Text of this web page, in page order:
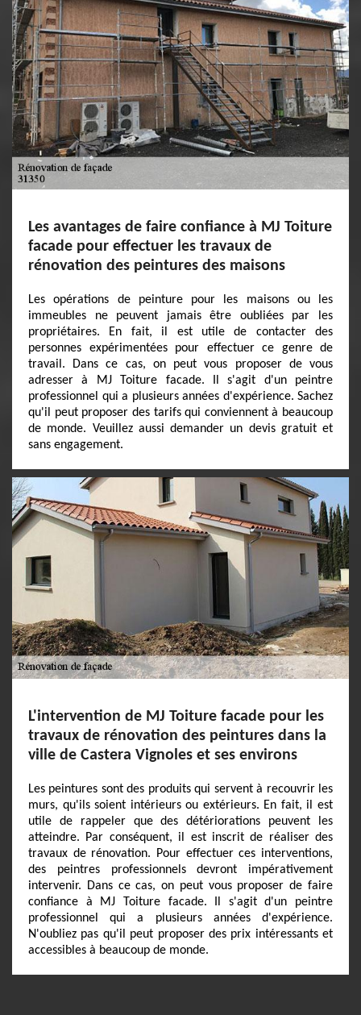
Les avantages de faire confiance à MJ Toiture
facade pour effectuer les travaux de
rénovation des peintures des maisons
Les opérations de peinture pour les maisons ou les
immeubles ne peuvent jamais être oubliées par les
propriétaires. En fait, il est utile de contacter des
personnes expérimentées pour effectuer ce genre de
travail. Dans ce cas, on peut vous proposer de vous
adresser à MJ Toiture facade. Il s'agit d'un peintre
professionnel qui a plusieurs années d'expérience. Sachez
qu'il peut proposer des tarifs qui conviennent à beaucoup
de monde. Veuillez aussi demander un devis gratuit et
sans engagement.
L'intervention de MJ Toiture facade pour les
travaux de rénovation des peintures dans la
ville de Castera Vignoles et ses environs
Les peintures sont des produits qui servent à recouvrir les
murs, qu'ils soient intérieurs ou extérieurs. En fait, il est
utile de rappeler que des détériorations peuvent les
atteindre. Par conséquent, il est inscrit de réaliser des
travaux de rénovation. Pour effectuer ces interventions,
des peintres professionnels devront impérativement
intervenir. Dans ce cas, on peut vous proposer de faire
confiance à MJ Toiture facade. Il s'agit d'un peintre
professionnel qui a plusieurs années d'expérience.
N'oubliez pas qu'il peut proposer des prix intéressants et
accessibles à beaucoup de monde.